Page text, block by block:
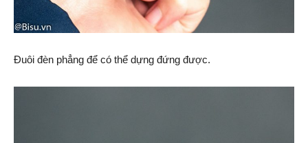
Đuôi đèn phẳng để có thể dựng đứng được.